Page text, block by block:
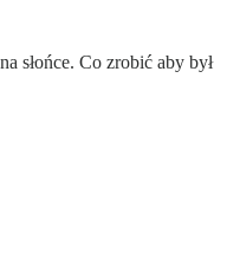
słońce. Co zrobić aby był